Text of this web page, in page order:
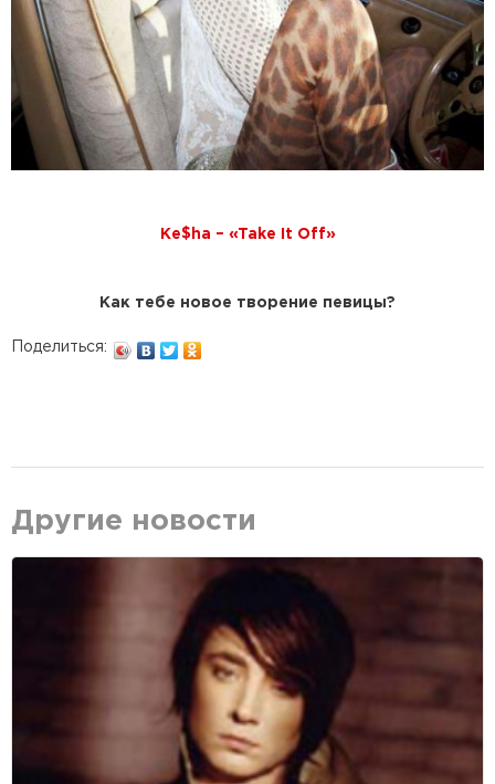
Ke$ha – «Take It Off»
Как тебе новое творение певицы?
Поделиться:
Другие новости